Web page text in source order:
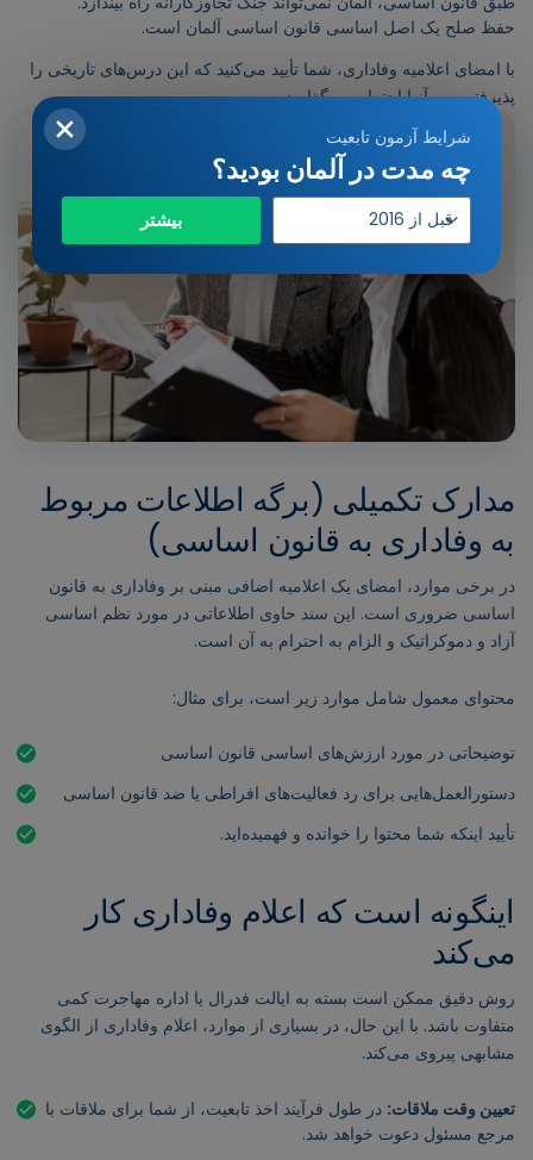
حفظ صلح یک اصل اساسی قانون اساسی آلمان است.
با امضای اعلامیه وفاداری، شما تأیید می‌کنید که این درس‌های تاریخی را
پذیرفته و به آنها احترام می‌گذارید.
مدارک تکمیلی (برگه اطلاعات مربوط
به وفاداری به قانون اساسی)
در برخی موارد، امضای یک اعلامیه اضافی مبنی بر وفاداری به قانون
اساسی ضروری است. این سند حاوی اطلاعاتی در مورد نظم اساسی
آزاد و دموکراتیک و الزام به احترام به آن است.
محتوای معمول شامل موارد زیر است، برای مثال:
توضیحاتی در مورد ارزش‌های اساسی قانون اساسی
دستورالعمل‌هایی برای رد فعالیت‌های افراطی یا ضد قانون اساسی
تأیید اینکه شما محتوا را خوانده و فهمیده‌اید.
اینگونه است که اعلام وفاداری کار
می‌کند
روش دقیق ممکن است بسته به ایالت فدرال یا اداره مهاجرت کمی
متفاوت باشد. با این حال، در بسیاری از موارد، اعلام وفاداری از الگوی
مشابهی پیروی می‌کند.
تعیین وقت ملاقات: در طول فرآیند اخذ تابعیت، از شما برای ملاقات با
مرجع مسئول دعوت خواهد شد.
شرایط آزمون تابعیت
چه مدت در آلمان بودید؟
سال
ورود
بیشتر